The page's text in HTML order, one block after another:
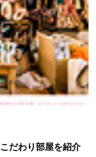
だわり部屋を紹介